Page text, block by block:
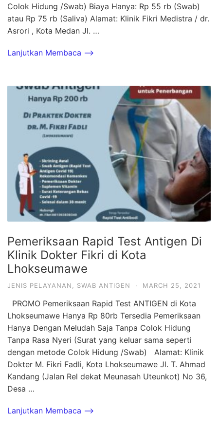
Colok Hidung /Swab) Biaya Hanya: Rp 55 rb (Swab)
atau Rp 75 rb (Saliva) Alamat: Klinik Fikri Medistra / dr.
Asrori , Kota Medan Jl. …
Lanjutkan Membaca -->
Pemeriksaan Rapid Test Antigen Di
Klinik Dokter Fikri di Kota
Lhokseumawe
JENIS PELAYANAN SWAB ANTIGEN · MARCH 25, 2021
PROMO Pemeriksaan Rapid Test ANTIGEN di Kota
Lhokseumawe Hanya Rp 80rb Tersedia Pemeriksaan
Hanya Dengan Meludah Saja Tanpa Colok Hidung
Tanpa Rasa Nyeri (Surat yang keluar sama seperti
dengan metode Colok Hidung /Swab) Alamat: Klinik
Dokter M. Fikri Fadli, Kota Lhokseumawe Jl. T. Ahmad
Kandang (Jalan Rel dekat Meunasah Uteunkot) No 36,
Desa …
Lanjutkan Membaca -->